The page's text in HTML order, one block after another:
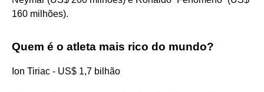
160 milhões).
Quem é o atleta mais rico do mundo?
Ion Tiriac - US$ 1,7 bilhão